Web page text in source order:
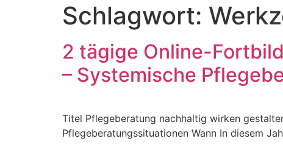
Für Pflegeberater
Weitere Informationen zum Thema
Systemische Pflegeberatung
mehr Informationen
Schlagwort:
2 tägige Online-
– Systemische
Titel Pflegeberatung nachhaltig wirken
Pflegeberatungssituationen Wann In diesem